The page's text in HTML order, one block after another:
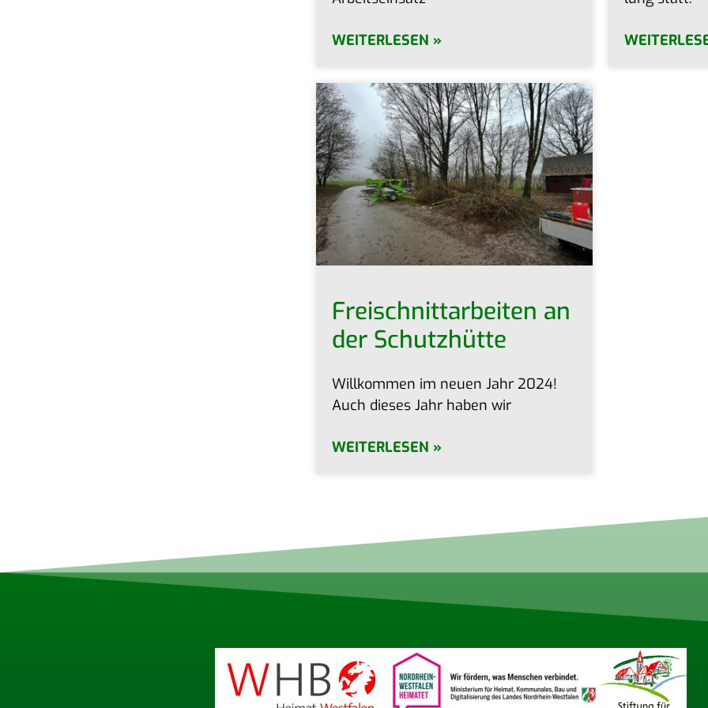
WEITERLESEN »
Frei­schnitt­ar­bei­ten an
der Schutzhütte
Will­kom­men im neu­en Jahr 2024!
Auch die­ses Jahr haben wir
WEITERLESEN »